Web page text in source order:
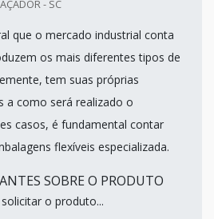
- SC
que o mercado industrial conta
os mais diferentes tipos de
tem suas próprias
a como será realizado o
casos, é fundamental contar
flexíveis especializada.
SOBRE O PRODUTO
o produto...